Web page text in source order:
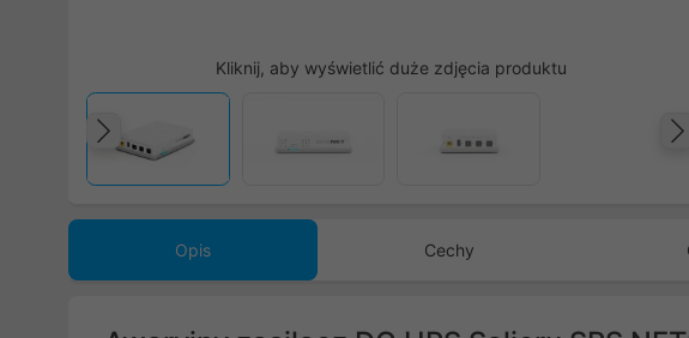
Kliknij, aby wyświetlić duże zdjęcia produktu
Poprzedni
Opis Cechy